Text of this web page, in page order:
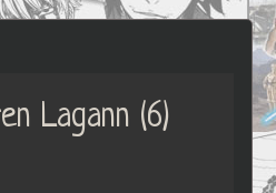
Lagann (6)